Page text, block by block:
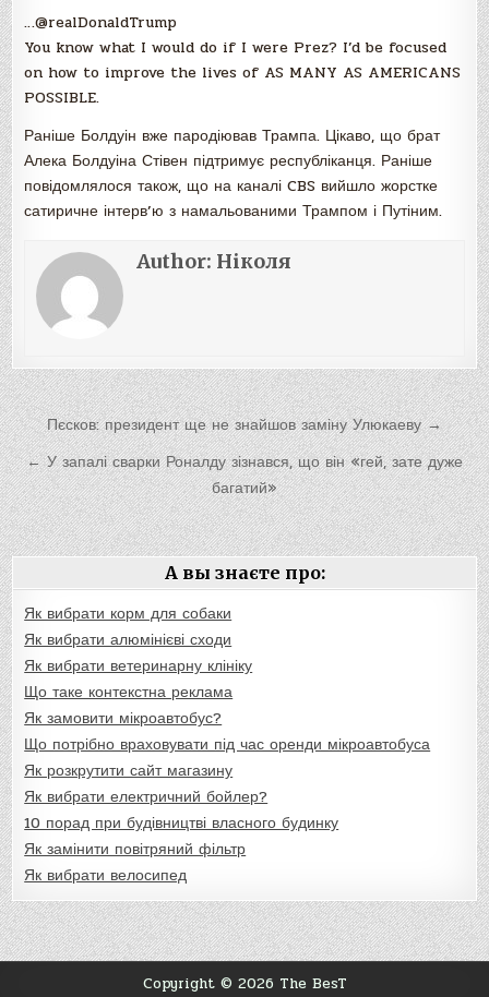
…@realDonaldTrump
You know what I would do if I were Prez? I’d be focused
on how to improve the lives of AS MANY AS AMERICANS
POSSIBLE.
Раніше Болдуін вже пародіював Трампа. Цікаво, що брат
Алека Болдуіна Стівен підтримує республіканця. Раніше
повідомлялося також, що на каналі CBS вийшло жорстке
сатиричне інтерв’ю з намальованими Трампом і Путіним.
Author: Ніколя
Навигация
по
записям
Пєсков: президент ще не знайшов заміну Улюкаеву →
← У запалі сварки Роналду зізнався, що він «гей, зате дуже
багатий»
А вы знаєте про:
Як вибрати корм для собаки
Як вибрати алюмінієві сходи
Як вибрати ветеринарну клініку
Що таке контекстна реклама
Як замовити мікроавтобус?
Що потрібно враховувати під час оренди мікроавтобуса
Як розкрутити сайт магазину
Як вибрати електричний бойлер?
10 порад при будівництві власного будинку
Як замінити повітряний фільтр
Як вибрати велосипед
Copyright © 2026 The BesT